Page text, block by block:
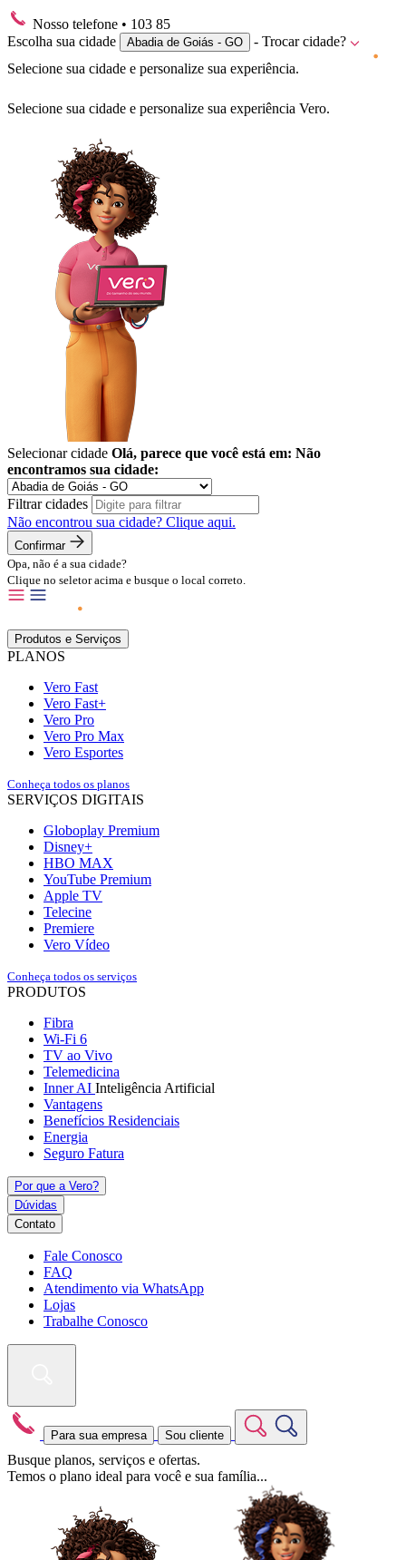
Nosso telefone • 103 85
Escolha sua cidade
Abadia de Goiás - GO
- Trocar cidade?
Selecione sua cidade e personalize sua experiência.
Selecione sua cidade e personalize sua experiência Vero.
Selecionar cidade Olá, parece que você está em: Não
encontramos sua cidade:
Filtrar cidades
Não encontrou sua cidade? Clique aqui.
Confirmar
Opa, não é a sua cidade?
Clique no seletor acima e busque o local correto.
Produtos e Serviços
PLANOS
Vero Fast
Vero Fast+
Vero Pro
Vero Pro Max
Vero Esportes
Conheça todos os planos
SERVIÇOS DIGITAIS
Globoplay Premium
Disney+
HBO MAX
YouTube Premium
Apple TV
Telecine
Premiere
Vero Vídeo
Conheça todos os serviços
PRODUTOS
Fibra
Wi-Fi 6
TV ao Vivo
Telemedicina
Inner AI Inteligência Artificial
Vantagens
Benefícios Residenciais
Energia
Seguro Fatura
Por que a Vero?
Dúvidas
Contato
Fale Conosco
FAQ
Atendimento via WhatsApp
Lojas
Trabalhe Conosco
Para sua empresa Sou cliente
Busque planos, serviços e ofertas.
Temos o plano ideal para você e sua família...